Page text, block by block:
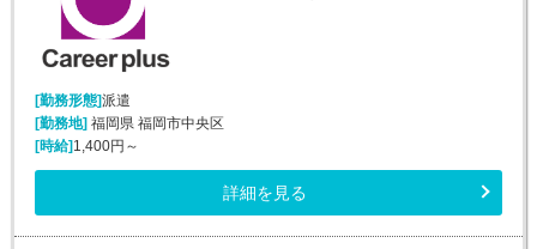
[勤務形態]派遣
[勤務地]福岡県 福岡市中央区
[時給]1,400円～
詳細を見る